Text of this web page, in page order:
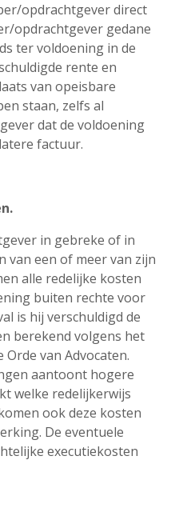
opdrachtgever direct
opdrachtgever gedane
ter voldoening in de
rente en
van opeisbare
staan, zelfs al
dat de voldoening
factuur.
in gebreke of in
van een of meer van zijn
alle redelijke kosten
buiten rechte voor
is hij verschuldigd de
berekend volgens het
van Advocaten.
aantoont hogere
welke redelijkerwijs
ook deze kosten
De eventuele
executiekosten